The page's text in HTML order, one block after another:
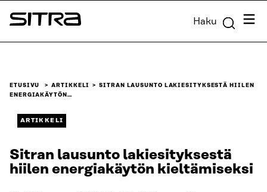
Siirry
suoraan
Sitra Haku
ETUSIVU ARTIKKELI
SITRAN LAUSUNTO LAKIESITYKSESTÄ HIILEN
ENERGIAKÄYTÖN…
ARTIKKELI
Sitran lausunto lakiesityksestä
hiilen energiakäytön kieltämiseksi